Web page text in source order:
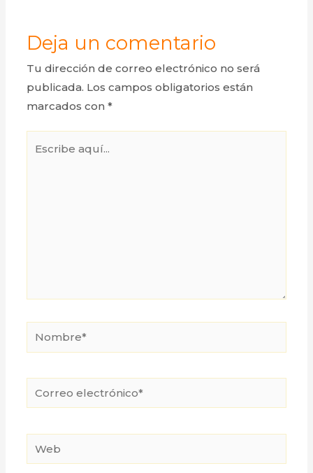
Deja un comentario
Tu dirección de correo electrónico no será
publicada. Los campos obligatorios están
marcados con*
Nombre*
Correo
electrónico*